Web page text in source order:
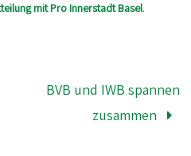
mit Pro Innerstadt Basel.
BVB und IWB spannen
zusammen